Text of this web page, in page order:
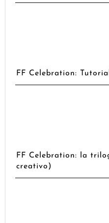
FF Celebration:
FF Celebration: la
creativo)